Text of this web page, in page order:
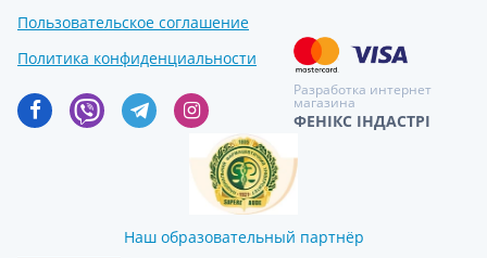
Пользовательское соглашение
Политика конфиденциальности
Разработка интернет
магазина
ФЕНІКС ІНДАСТРІ
Наш образовательный партнёр